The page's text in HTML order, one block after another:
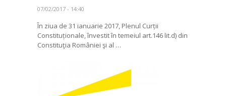
07/02/2017 - 14:40
În ziua de 31 ianuarie 2017, Plenul Curții
Constituționale, învestit în temeiul art.146 lit.d) din
Constituţia României şi al …